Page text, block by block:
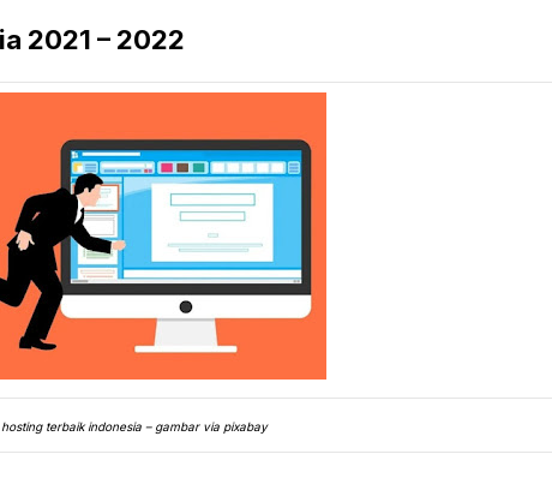
2021 – 2022
hosting terbaik indonesia – gambar via pixabay